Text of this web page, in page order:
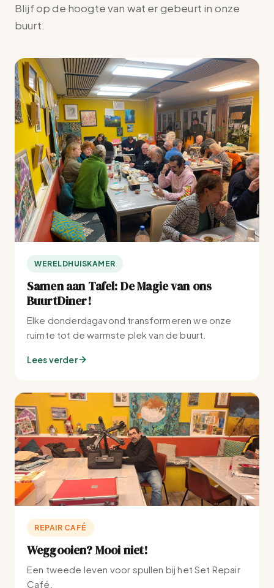
Blijf op de hoogte van wat er gebeurt in onze
buurt.
WERELDHUISKAMER
Samen aan Tafel: De Magie van ons
BuurtDiner!
Elke donderdagavond transformeren we onze
ruimte tot de warmste plek van de buurt.
Lees verder
REPAIR CAFÉ
Weggooien? Mooi niet!
Een tweede leven voor spullen bij het Set Repair
Café.